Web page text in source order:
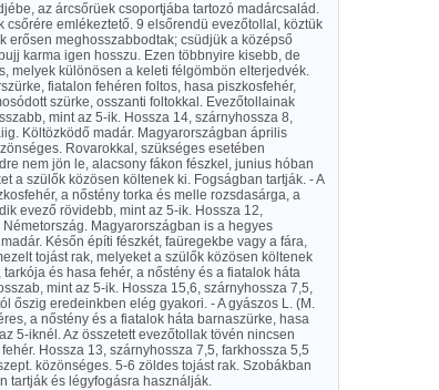
az árcsőrüek csoportjába tartozó madárcsalád.
emlékeztető. 9 elsőrendü evezőtollal, köztük
erősen meghosszabbodtak; csüdjük a középső
karma igen hosszu. Ezen többnyire kisebb, de
melyek különösen a keleti félgömbön elterjedvék.
fiatalon fehéren foltos, hasa piszkosfehér,
szürke, osszanti foltokkal. Evezőtollainak
mint az 5-ik. Hossza 14, szárnyhossza 8,
Költözködő madár. Magyarországban április
Rovarokkal, szükséges esetében
nem jön le, alacsony fákon fészkel, junius hóban
a szülők közösen költenek ki. Fogságban tartják. - A
a nőstény torka és melle rozsdasárga, a
evező rövidebb, mint az 5-ik. Hossza 12,
Magyarországban is a hegyes
Későn építi fészkét, faüregekbe vagy a fára,
tojást rak, melyeket a szülők közösen költenek
és hasa fehér, a nőstény és a fiatalok háta
mint az 5-ik. Hossza 15,6, szárnyhossza 7,5,
őszig eredeinkben elég gyakori. - A gyászos L. (M.
a nőstény és a fiatalok háta barnaszürke, hasa
5-iknél. Az összetett evezőtollak tövén nincsen
Hossza 13, szárnyhossza 7,5, farkhossza 5,5
közönséges. 5-6 zöldes tojást rak. Szobákban
tartják és légyfogásra használják.